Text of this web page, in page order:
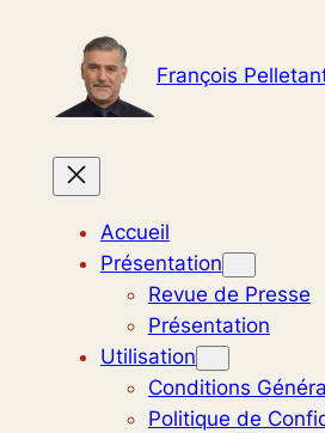
contenu
François
Accueil
Présentation
Revue de Presse
Présentation
Utilisation
Conditions
Politique de